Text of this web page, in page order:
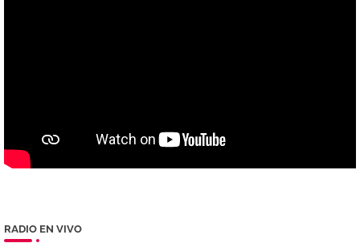
RADIO EN VIVO